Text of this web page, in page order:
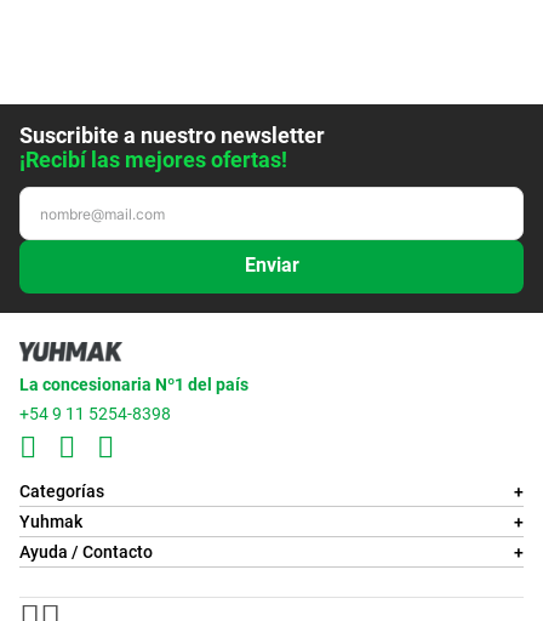
Suscribite a nuestro newsletter
¡Recibí las mejores ofertas!
Enviar
La concesionaria Nº1 del país
+54 9 11 5254-8398
Categorías
+
Yuhmak
+
Ayuda / Contacto
+